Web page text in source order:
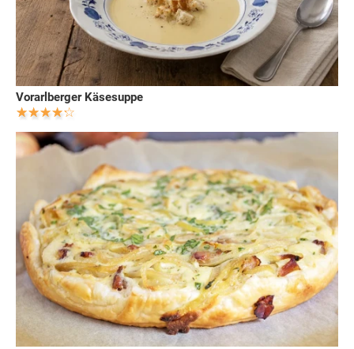
Vorarlberger Käsesuppe